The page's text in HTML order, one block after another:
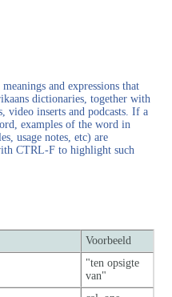
and expressions that
dictionaries, together with
video inserts and podcasts. If a
examples of the word in
usage notes, etc) are
CTRL-F to highlight such
Voorbeeld
"ten opsigte
van"